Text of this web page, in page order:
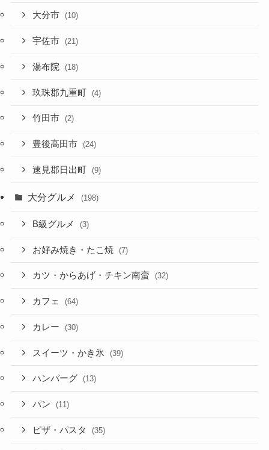
大分市 (10)
宇佐市 (21)
湯布院 (18)
玖珠郡九重町 (4)
竹田市 (2)
豊後高田市 (24)
速見郡日出町 (9)
大分グルメ (198)
B級グルメ (3)
お好み焼き・たこ焼 (7)
カツ・からあげ・チキン南蛮 (32)
カフェ (64)
カレー (30)
スイーツ・かき氷 (39)
ハンバーグ (13)
パン (11)
ピザ・パスタ (35)